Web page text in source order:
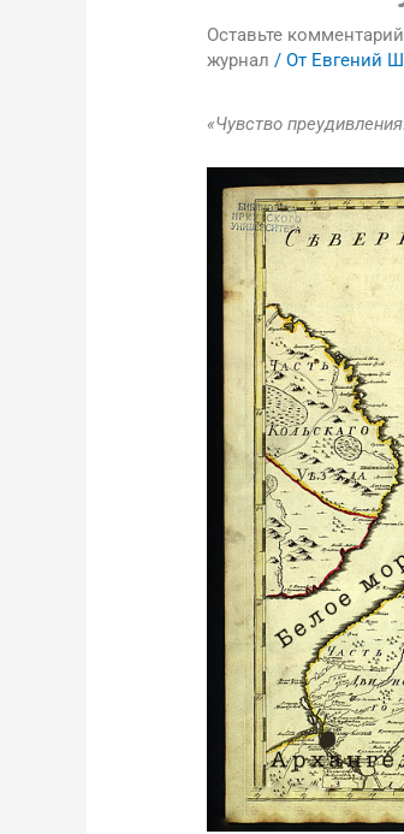
Оставьте комментарий
журнал / От Евгений
«Чувство